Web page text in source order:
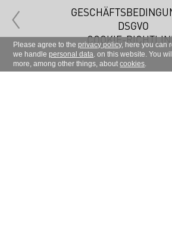
Please agree to theprivacy policy, here you can
we handlepersonal data. on this website. You
more, among other things, aboutcookies.
DSGVO
COOKIE-